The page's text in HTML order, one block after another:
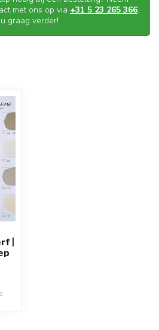
met ons op via +31 5 23 265 366.
graag verder!
|